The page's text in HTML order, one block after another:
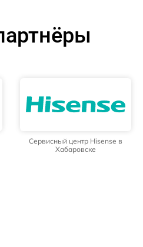
Сервисный центр Hisense в
Хабаровске